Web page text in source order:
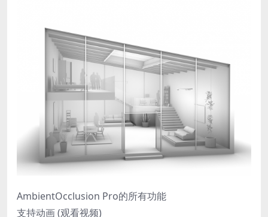
AmbientOcclusion Pro的所有功能
支持动画 (观看视频)